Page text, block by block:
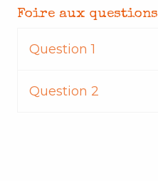
Foire aux questions
Question 1
Question 2